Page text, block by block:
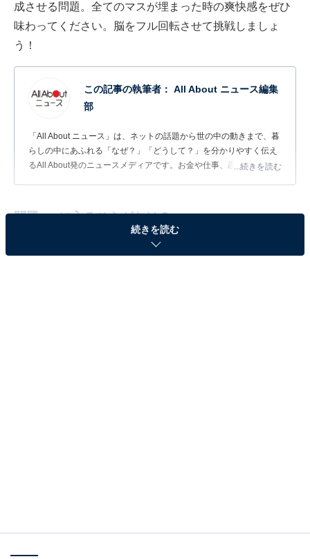
成させる問題。全てのマスが埋まった時の爽快感をぜひ
味わってください。脳をフル回転させて挑戦しましょ
う！
この記事の執筆者： All About ニュース編集
部
「All About ニュース」は、ネットの話題から世の中の動きまで、暮
らしの中にあふれる「なぜ？」「どうして？」を分かりやすく伝え
るAll About発のニュースメディアです。お金や仕事、恋愛、ITに関
...続きを読む
問題：□に入るひらがなは？
続きを読む